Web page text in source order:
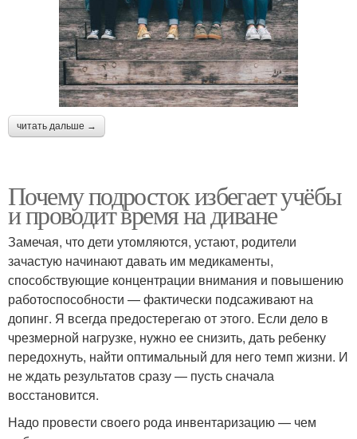
читать дальше →
Почему подросток избегает учёбы
и проводит время на диване
Замечая, что дети утомляются, устают, родители
зачастую начинают давать им медикаменты,
способствующие концентрации внимания и повышению
работоспособности — фактически подсаживают на
допинг. Я всегда предостерегаю от этого. Если дело в
чрезмерной нагрузке, нужно ее снизить, дать ребенку
передохнуть, найти оптимальный для него темп жизни. И
не ждать результатов сразу — пусть сначала
восстановится.
Надо провести своего рода инвентаризацию — чем